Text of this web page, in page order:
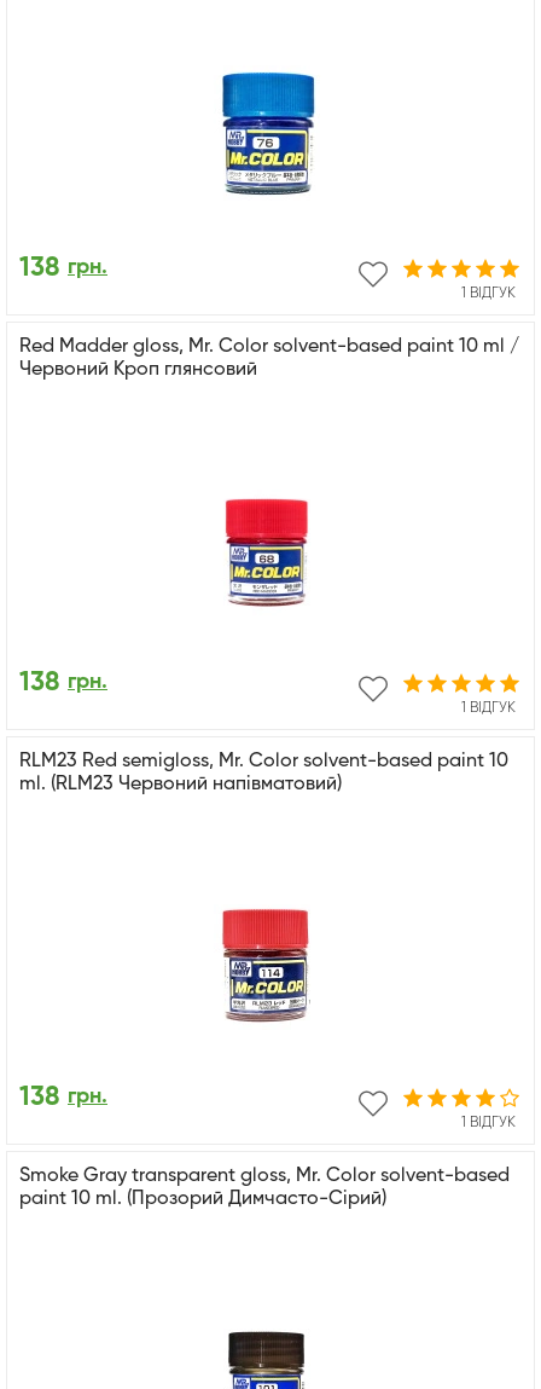
1 ВІДГУК
138 грн.
Red Madder gloss, Mr. Color solvent-based paint 10 ml /
Червоний Кроп глянсовий
1 ВІДГУК
138 грн.
RLM23 Red semigloss, Mr. Color solvent-based paint 10
ml. (RLM23 Червоний напівматовий)
1 ВІДГУК
138 грн.
Smoke Gray transparent gloss, Mr. Color solvent-based
paint 10 ml. (Прозорий Димчасто-Сірий)